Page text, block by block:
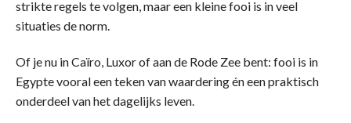
strikte regels te volgen, maar een kleine fooi is in veel
situaties de norm.
Of je nu in Caïro, Luxor of aan de Rode Zee bent: fooi is in
Egypte vooral een teken van waardering én een praktisch
onderdeel van het dagelijks leven.